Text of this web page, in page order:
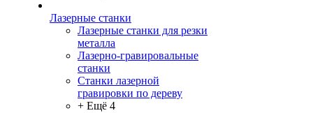
Лазерные станки
Лазерные станки для резки
металла
Лазерно-гравировальные
станки
Станки лазерной
гравировки по дереву
+ Ещё 4